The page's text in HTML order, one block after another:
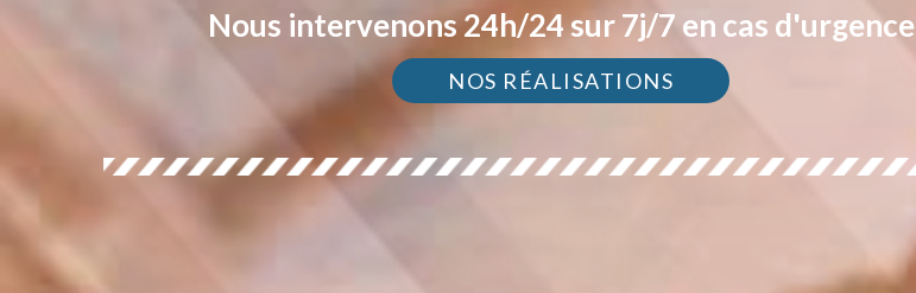
Nous intervenons 24h/24 sur 7j/7 en cas d'urgence
NOS RÉALISATIONS